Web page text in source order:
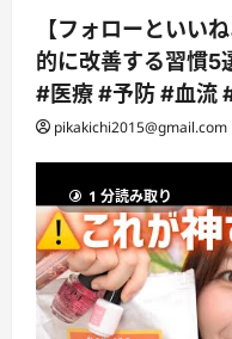
【フォローといい
的に改善する習慣
#医療 #予防 #血流
pikakichi2015@gmail.com
1 分読み取り